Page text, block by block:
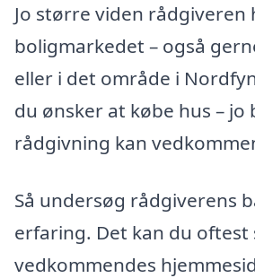
Jo større viden rådgiveren
boligmarkedet – også
eller i det område i
du ønsker at købe hus – jo
rådgivning kan
Så undersøg rådgiverens
erfaring. Det kan du oftest
vedkommendes